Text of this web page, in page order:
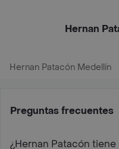
Hernan
Hernan Patacón Medellín
Preguntas frecuentes
¿Hernan Patacón